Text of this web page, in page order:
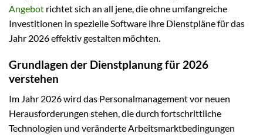
Angebot richtet sich an all jene, die ohne umfangreiche
Investitionen in spezielle Software ihre Dienstpläne für das
Jahr 2026 effektiv gestalten möchten.
Grundlagen der Dienstplanung für 2026
verstehen
Im Jahr 2026 wird das Personalmanagement vor neuen
Herausforderungen stehen, die durch fortschrittliche
Technologien und veränderte Arbeitsmarktbedingungen